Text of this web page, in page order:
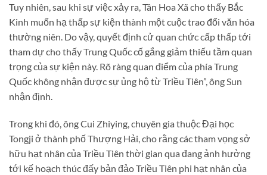
Tuy nhiên, sau khi sự việc xảy ra, Tân Hoa Xã cho thấy Bắc
Kinh muốn hạ thấp sự kiện thành một cuộc trao đổi văn hóa
thường niên. Do vậy, quyết định cử quan chức cấp thấp tới
tham dự cho thấy Trung Quốc cố gắng giảm thiếu tầm quan
trọng của sự kiện này. Rõ ràng quan điểm của phía Trung
Quốc không nhận được sự ủng hộ từ Triều Tiên”, ông Sun
nhận định.
Trong khi đó, ông Cui Zhiying, chuyên gia thuộc Đại học
Tongji ở thành phố Thượng Hải, cho rằng các tham vọng sở
hữu hạt nhân của Triều Tiên thời gian qua đang ảnh hưởng
tới kế hoạch thúc đấy bản đảo Triều Tiên phi hạt nhân của